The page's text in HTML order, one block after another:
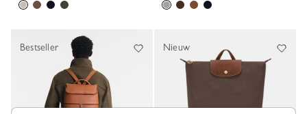
Bestseller Nieuw